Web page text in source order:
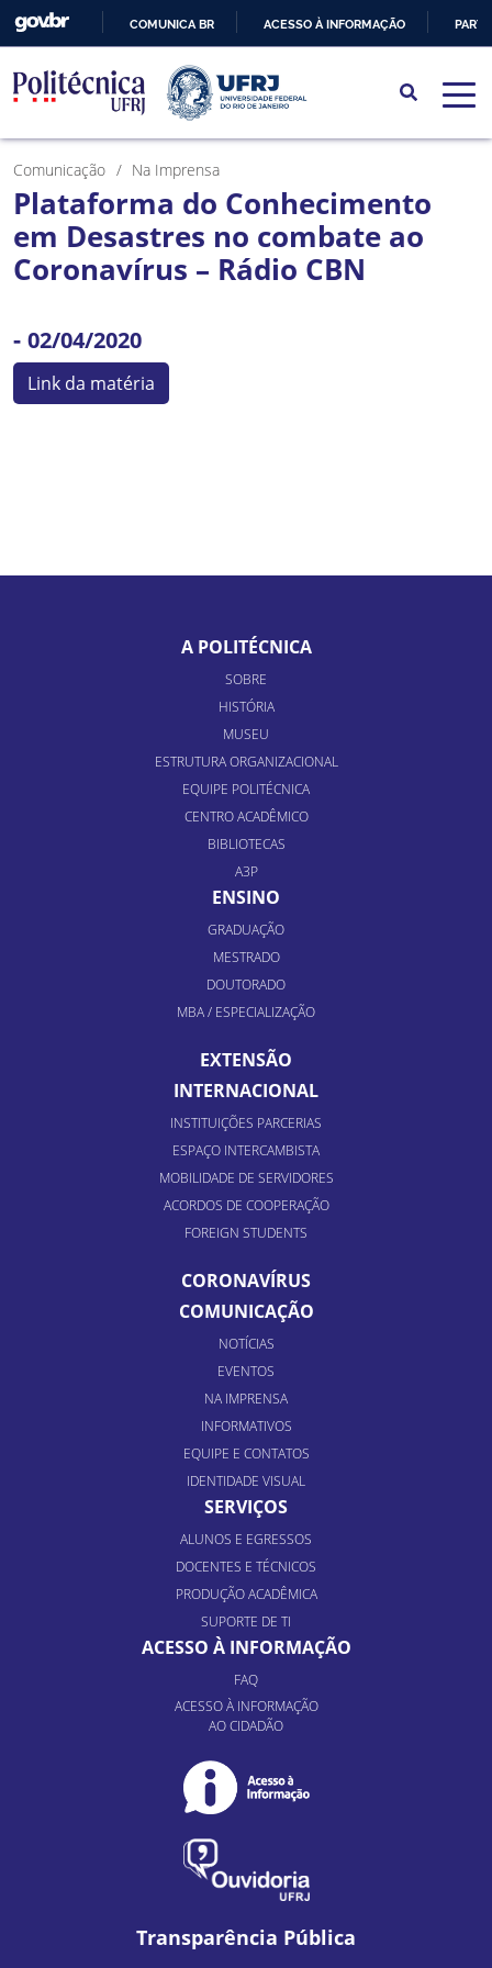
PARA
O
CONTEÚDO
COMUNICA BR ACESSO À INFORMAÇÃO
Comunicação Na Imprensa
Plataforma do Conhecimento
em Desastres no combate ao
Coronavírus – Rádio CBN
- 02/04/2020
Link da matéria
A POLITÉCNICA
SOBRE
HISTÓRIA
MUSEU
ESTRUTURA ORGANIZACIONAL
EQUIPE POLITÉCNICA
CENTRO ACADÊMICO
BIBLIOTECAS
A3P
ENSINO
GRADUAÇÃO
MESTRADO
DOUTORADO
MBA / ESPECIALIZAÇÃO
EXTENSÃO
INTERNACIONAL
INSTITUIÇÕES PARCERIAS
ESPAÇO INTERCAMBISTA
MOBILIDADE DE SERVIDORES
ACORDOS DE COOPERAÇÃO
FOREIGN STUDENTS
CORONAVÍRUS
COMUNICAÇÃO
NOTÍCIAS
EVENTOS
NA IMPRENSA
INFORMATIVOS
EQUIPE E CONTATOS
IDENTIDADE VISUAL
SERVIÇOS
ALUNOS E EGRESSOS
DOCENTES E TÉCNICOS
PRODUÇÃO ACADÊMICA
SUPORTE DE TI
ACESSO À INFORMAÇÃO
FAQ
ACESSO À INFORMAÇÃO
AO CIDADÃO
Transparência Pública